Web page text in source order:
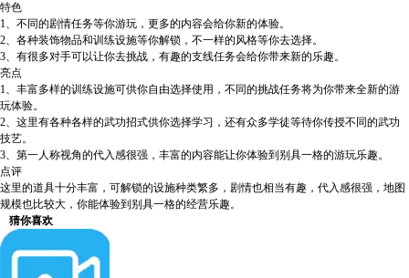
特色
1、不同的剧情任务等你游玩，更多的内容会给你新的体验。
2、各种装饰物品和训练设施等你解锁，不一样的风格等你去选择。
3、有很多对手可以让你去挑战，有趣的支线任务会给你带来新的乐趣。
亮点
1、丰富多样的训练设施可供你自由选择使用，不同的挑战任务将为你带来全新的游
玩体验。
2、这里有各种各样的武功招式供你选择学习，还有众多学徒等待你传授不同的武功
技艺。
3、第一人称视角的代入感很强，丰富的内容能让你体验到别具一格的游玩乐趣。
点评
这里的道具十分丰富，可解锁的设施种类繁多，剧情也相当有趣，代入感很强，地图
规模也比较大，你能体验到别具一格的经营乐趣。
猜你喜欢